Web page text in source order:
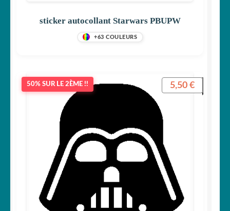
sticker autocollant Starwars PBUPW
+63 COULEURS
50% SUR LE 2ÈME !! 5,50 €